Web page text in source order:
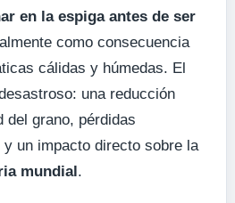
en la espiga antes de ser
como consecuencia
cálidas y húmedas. El
una reducción
del grano, pérdidas
un impacto directo sobre la
mundial.